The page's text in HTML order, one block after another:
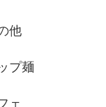
他
プ麺
ェ